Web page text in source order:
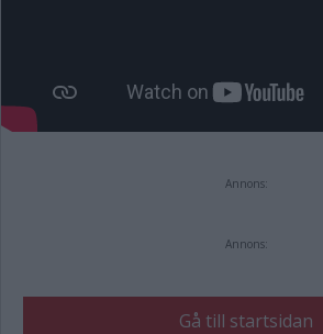
Annons:
Annons:
Gå till startsidan